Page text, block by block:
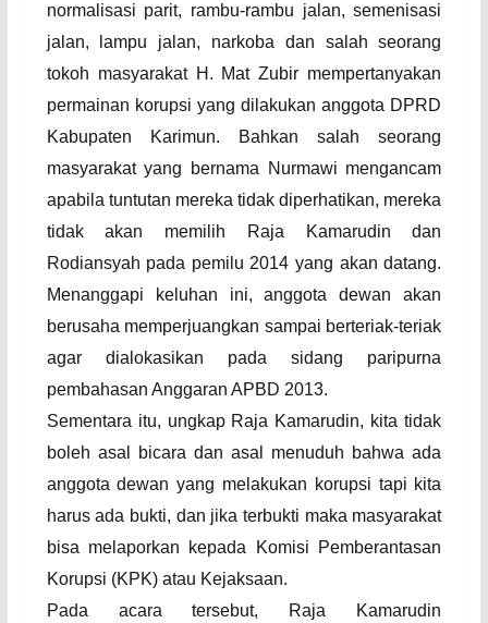
normalisasi parit, rambu-rambu jalan, semenisasi
jalan, lampu jalan, narkoba dan salah seorang
tokoh masyarakat H. Mat Zubir mempertanyakan
permainan korupsi yang dilakukan anggota DPRD
Kabupaten Karimun. Bahkan salah seorang
masyarakat yang bernama Nurmawi mengancam
apabila tuntutan mereka tidak diperhatikan, mereka
tidak akan memilih Raja Kamarudin dan
Rodiansyah pada pemilu 2014 yang akan datang.
Menanggapi keluhan ini, anggota dewan akan
berusaha memperjuangkan sampai berteriak-teriak
agar dialokasikan pada sidang paripurna
pembahasan Anggaran APBD 2013.
Sementara itu, ungkap Raja Kamarudin, kita tidak
boleh asal bicara dan asal menuduh bahwa ada
anggota dewan yang melakukan korupsi tapi kita
harus ada bukti, dan jika terbukti maka masyarakat
bisa melaporkan kepada Komisi Pemberantasan
Korupsi (KPK) atau Kejaksaan.
Pada acara tersebut, Raja Kamarudin